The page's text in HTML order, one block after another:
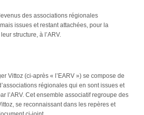
des associations régionales
issues et restant attachées, pour la
structure, à l’ARV.
Vittoz (ci-après « l’EARV ») se compose de
régionales qui en sont issues et
l’ARV. Cet ensemble associatif regroupe des
se reconnaissant dans les repères et